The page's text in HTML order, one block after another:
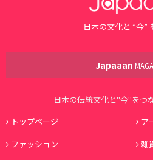
日本の文化と ”今”
Japaaan
日本の伝統文化と"今"をつ
トップページ
ア
ファッション
雑